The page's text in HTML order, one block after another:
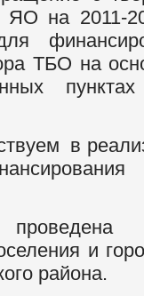
ЯО на 2011-
ТБО на
пунктах
в
и
района.